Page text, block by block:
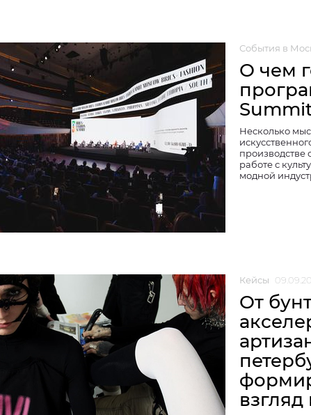
События в
О чем
Несколько
производстве
работе с
модной
Кейсы
От